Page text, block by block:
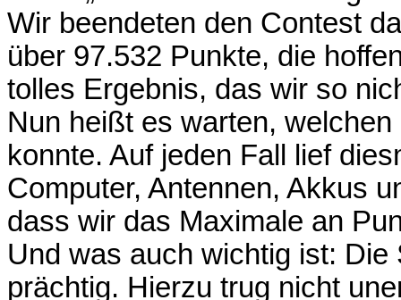
Wir beendeten den Contest
über 97.532 Punkte, die
tolles Ergebnis, das wir so
Nun heißt es warten,
konnte. Auf jeden Fall lief
Computer, Antennen, Akkus
dass wir das Maximale an
Und was auch wichtig ist:
prächtig. Hierzu trug nicht